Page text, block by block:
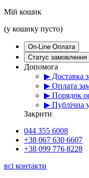
Мій кошик
(у кошику пусто)
On-Line Оплата
Статус замовлення
Допомога
▶ Доставка
▶ Оплата
▶ Порядок
▶ Публічна
Закрити
044 355 6008
+38 067 630 6607
+38 099 776 8228
всі контакти